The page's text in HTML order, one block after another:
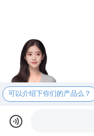
可以介绍下你们的产品么？